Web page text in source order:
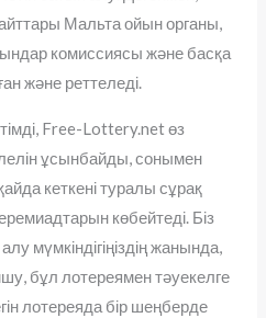
Мальта ойын органы,
комиссиясы және басқа
және реттеледі.
Free-Lottery.net өз
ұсынбайды, сонымен
кеткені туралы сұрақ
көбейтеді. Біз
мүмкіндігіңіздің жанында,
бұл лотереямен тәуекелге
лотереяда бір шеңберде